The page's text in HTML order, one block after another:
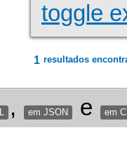
toggle
1 resultados
, em JSON e em